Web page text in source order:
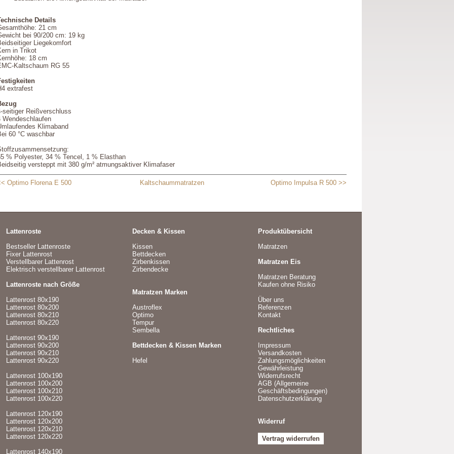
Details
21 cm
bei 90/200 cm: 19 kg
Liegekomfort
in Trikot
18 cm
Kaltschaum RG 55
extrafest
seitiger Reißverschluss
Wendeschlaufen
Klimaband
60 °C waschbar
% Polyester, 34 % Tencel, 1 % Elasthan
versteppt mit 380 g/m² atmungsaktiver Klimafaser
Optimo Florena E 500 Kaltschaummatratzen Optimo Impulsa R 500 >>
Lattenroste
Bestseller Lattenroste
Fixer Lattenrost
Verstellbarer Lattenrost
Elektrisch verstellbarer Lattenrost
Lattenroste nach Größe
Lattenrost 80x190
Lattenrost 80x200
Lattenrost 80x210
Lattenrost 80x220
Lattenrost 90x190
Lattenrost 90x200
Lattenrost 90x210
Lattenrost 90x220
Lattenrost 100x190
Lattenrost 100x200
Lattenrost 100x210
Lattenrost 100x220
Lattenrost 120x190
Lattenrost 120x200
Lattenrost 120x210
Lattenrost 120x220
Lattenrost 140x190
Decken & Kissen
Kissen
Bettdecken
Zirbenkissen
Zirbendecke
Matratzen Marken
Austroflex
Optimo
Tempur
Sembella
Bettdecken & Kissen Marken
Hefel
Produktübersicht
Matratzen
Matratzen Eis
Matratzen Beratung
Kaufen ohne Risiko
Über uns
Referenzen
Kontakt
Rechtliches
Impressum
Versandkosten
Zahlungsmöglichkeiten
Gewährleistung
Widerrufsrecht
AGB (Allgemeine
Geschäftsbedingungen)
Datenschutzerklärung
Widerruf
Vertrag widerrufen